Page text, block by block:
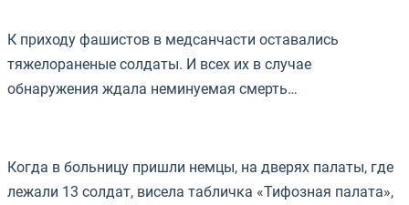
К приходу фашистов в медсанчасти оставались
тяжелораненые солдаты. И всех их в случае
обнаружения ждала неминуемая смерть…
Когда в больницу пришли немцы, на дверях палаты, где
лежали 13 солдат, висела табличка «Тифозная палата»,